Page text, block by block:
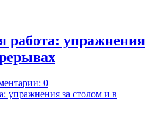
работа: упражнения
0